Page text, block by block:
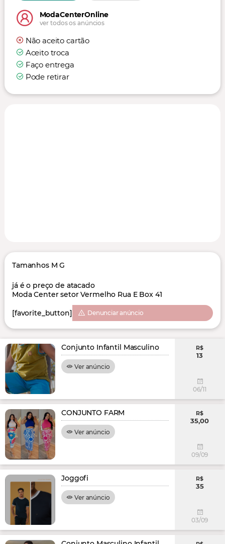
ModaCenterOnline
ver todos os anúncios
Não aceito cartão
Aceito troca
Faço entrega
Pode retirar
Tamanhos M G
já é o preço de atacado
Moda Center setor Vermelho Rua E Box 41
[favorite_button] Denunciar anúncio
Conjunto Infantil Masculino
Ver anúncio
R$
13
06/11
CONJUNTO FARM
Ver anúncio
R$
35,00
09/09
Joggofi
Ver anúncio
R$
35
03/09